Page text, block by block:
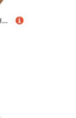
CLISPEED Schminktisch aus Holz DIY Bastelset für Mädchen Glatte Oberfläche Sicher und Kreativ als Vanity Desk Aufbewahrung für Schmuck und Kosmetik